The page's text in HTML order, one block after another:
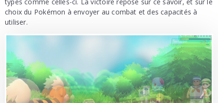
choix du Pokémon à envoyer au combat et des capacités à
utiliser.